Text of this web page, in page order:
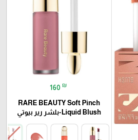
160 ₪
RARE BEAUTY Soft Pinch
Liquid Blush-بلشر رير بيوتي